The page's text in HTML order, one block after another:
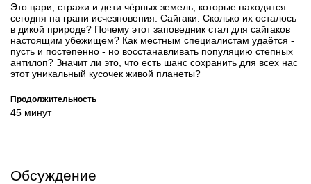
Это цари, стражи и дети чёрных земель, которые находятся
сегодня на грани исчезновения. Сайгаки. Сколько их осталось
в дикой природе? Почему этот заповедник стал для сайгаков
настоящим убежищем? Как местным специалистам удаётся -
пусть и постепенно - но восстанавливать популяцию степных
антилоп? Значит ли это, что есть шанс сохранить для всех нас
этот уникальный кусочек живой планеты?
Продолжительность
45 минут
Обсуждение